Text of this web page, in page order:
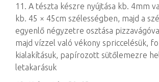
11. A tészta készre nyújtása kb. 4mm
kb. 45 × 45cm szélességben, majd a
egyenlő négyzetre osztása
majd vízzel való vékony spriccelésük,
kialakításuk, papírozott sütőlemezre
letakarásuk